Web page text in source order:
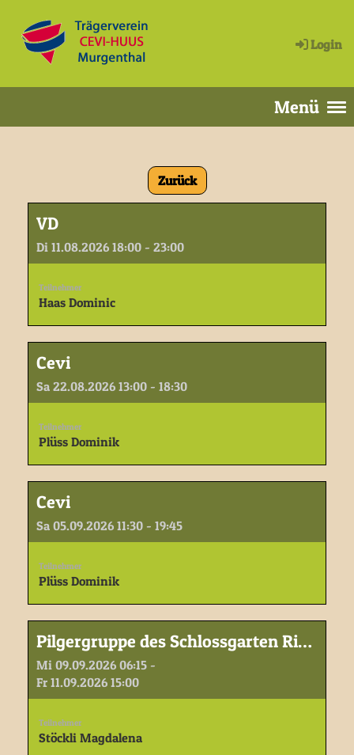
Login
Menü
Zurück
VD
Di 11.08.2026 18:00 - 23:00
Teilnehmer
Haas Dominic
Cevi
Sa 22.08.2026 13:00 - 18:30
Teilnehmer
Plüss Dominik
Cevi
Sa 05.09.2026 11:30 - 19:45
Teilnehmer
Plüss Dominik
Pilgergruppe des Schlossgarten Riggisberg
Mi 09.09.2026 06:15 -
Fr 11.09.2026 15:00
Teilnehmer
Stöckli Magdalena